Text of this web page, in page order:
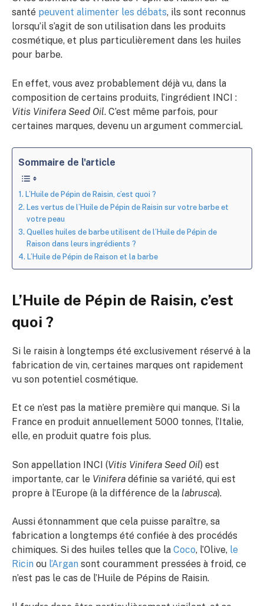
santé peuvent alimenter les débats, ils sont reconnus
lorsqu’il s’agit de son utilisation dans les produits
cosmétique, et plus particulièrement dans les huiles
pour barbe.
En effet, vous avez probablement déjà vu, dans la
composition de certains produits, l’ingrédient INCI :
Vitis Vinifera Seed Oil. C’est même parfois, pour
certaines marques, devenu un argument commercial.
Sommaire de l'article
L’Huile de Pépin de Raisin, c’est quoi ?
Les vertus de l’Huile de Pépin de Raisin sur votre barbe et
votre peau
Quelles huiles de barbe utilisent de l’Huile de Pépin de
Raison dans leurs ingrédients ?
L’Huile de Pépin de Raison et la barbe
L’Huile de Pépin de Raisin, c’est
quoi ?
Si le raisin à longtemps été exclusivement réservé à la
fabrication de vin, certaines marques ont rapidement
vu son potentiel cosmétique.
Et ce n’est pas la matière première qui manque. Si la
France en produit annuellement 5000 tonnes, l’Italie,
elle, en produit quatre fois plus.
Son appellation INCI (Vitis Vinifera Seed Oil) est
importante, car le Vinifera définie sa variété, qui est
propre à l’Europe (à la différence de la labrusca).
Aussi étonnamment que cela puisse paraître, sa
fabrication a longtemps été confiée à des procédés
chimiques. Si des huiles telles que la Coco, l’Olive, le
Ricin ou l’Argan sont couramment pressées à froid, ce
n’est pas le cas de l’Huile de Pépins de Raisin.